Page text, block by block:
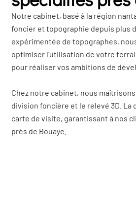
Notre cabinet, basé à la région
foncier et topographie depuis plus
expérimentée de topographes,
optimiser l’utilisation de votre
pour réaliser vos ambitions de
Chez notre cabinet, nous
division foncière et le relevé 3D.
carte de visite, garantissant à nos
près de Bouaye.